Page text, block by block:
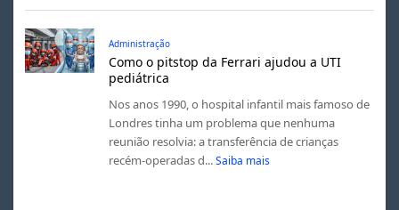
Administração
Como o pitstop da Ferrari ajudou a UTI
pediátrica
Nos anos 1990, o hospital infantil mais famoso de
Londres tinha um problema que nenhuma
reunião resolvia: a transferência de crianças
recém-operadas d... Saiba mais